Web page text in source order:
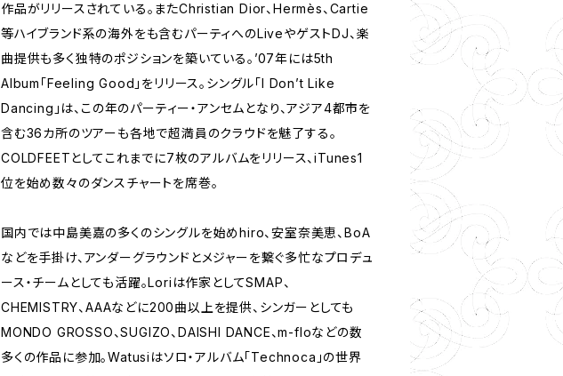
作品がリリースされている。またChristian Dior、Hermès、Cartie
等ハイブランド系の海外をも含むパーティへのLiveやゲストDJ、楽
曲提供も多く独特のポジションを築いている。’07年には5th
Album「Feeling Good」をリリース。シングル「I Don’t Like
Dancing」は、この年のパーティー・アンセムとなり、アジア4都市を
含む36カ所のツアーも各地で超満員のクラウドを魅了する。
COLDFEETとしてこれまでに7枚のアルバムをリリース、iTunes1
位を始め数々のダンスチャートを席巻。
国内では中島美嘉の多くのシングルを始めhiro、安室奈美恵、BoA
などを手掛け、アンダーグラウンドとメジャーを繋ぐ多忙なプロデュ
ース・チームとしても活躍。Loriは作家としてSMAP、
CHEMISTRY、AAAなどに200曲以上を提供、シンガーとしても
MONDO GROSSO、SUGIZO、DAISHI DANCE、m-floなどの数
多くの作品に参加。Watusiはソロ・アルバム「Technoca」の世界